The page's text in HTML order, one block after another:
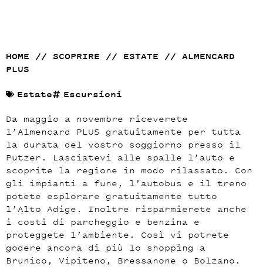
HOME // SCOPRIRE // ESTATE // ALMENCARD
PLUS
Estate
Escursioni
Da maggio a novembre riceverete
l’Almencard PLUS gratuitamente per tutta
la durata del vostro soggiorno presso il
Putzer. Lasciatevi alle spalle l’auto e
scoprite la regione in modo rilassato. Con
gli impianti a fune, l’autobus e il treno
potete esplorare gratuitamente tutto
l’Alto Adige. Inoltre risparmierete anche
i costi di parcheggio e benzina e
proteggete l’ambiente. Così vi potrete
godere ancora di più lo shopping a
Brunico, Vipiteno, Bressanone o Bolzano.